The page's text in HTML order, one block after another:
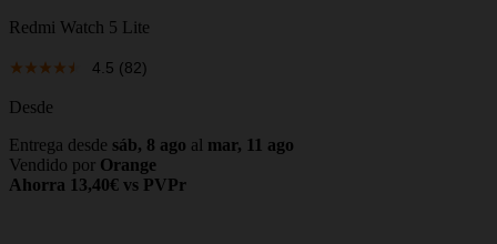
Redmi Watch 5 Lite
4.5 (82)
Desde
Entrega desde sáb, 8 ago al mar, 11 ago
Vendido por Orange
Ahorra 13,40€ vs PVPr